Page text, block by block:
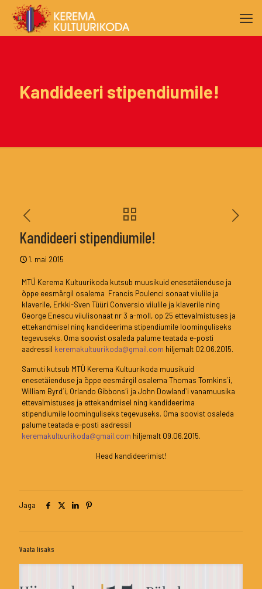
Kandideeri stipendiumile!
Kandideeri stipendiumile!
1. mai 2015
MTÜ Kerema Kultuurikoda kutsub muusikuid enesetäienduse ja
õppe eesmärgil osalema Francis Poulenci sonaat viiulile ja
klaverile, Erkki-Sven Tüüri Conversio viiulile ja klaverile ning
George Enescu viiulisonaat nr 3 a-moll, op 25 ettevalmistuses ja
ettekandmisel ning kandideerima stipendiumile loominguliseks
tegevuseks. Oma soovist osaleda palume teatada e-posti
aadressil keremakultuurikoda@gmail.com hiljemalt 02.06.2015.
Samuti kutsub MTÜ Kerema Kultuurikoda muusikuid
enesetäienduse ja õppe eesmärgil osalema Thomas Tomkins´i,
William Byrd´i, Orlando Gibbons´i ja John Dowland`i vanamuusika
ettevalmistuses ja ettekandmisel ning kandideerima
stipendiumile loominguliseks tegevuseks. Oma soovist osaleda
palume teatada e-posti aadressil
keremakultuurikoda@gmail.com hiljemalt 09.06.2015.
Head kandideerimist!
Jaga
Vaata lisaks